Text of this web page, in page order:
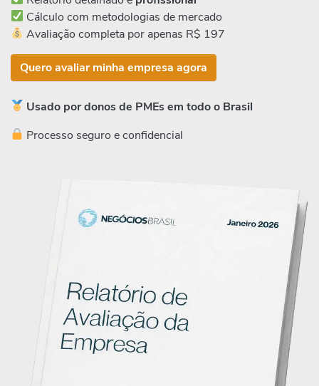
Cálculo com metodologias de mercado
Avaliação completa por apenas R$ 197
Quero avaliar minha empresa agora
Usado por donos de PMEs em todo o Brasil
Processo seguro e confidencial